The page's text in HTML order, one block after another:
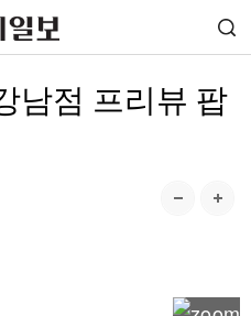
남점 프리뷰 팝